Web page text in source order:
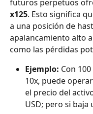
futuros perpetuos
x125. Esto significa
a una posición de
apalancamiento alto
como las pérdidas
Ejemplo: Con
10x, puede
el precio del
USD; pero si baja